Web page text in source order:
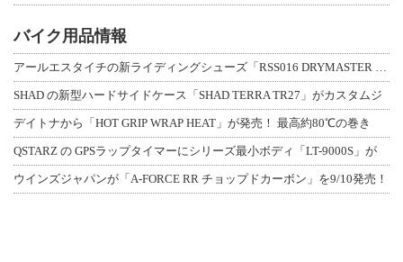
バイク用品情報
アールエスタイチの新ライディングシューズ「RSS016 DRYMASTER スト
SHAD の新型ハードサイドケース「SHAD TERRA TR27」がカスタムジ
デイトナから「HOT GRIP WRAP HEAT」が発売！ 最高約80℃の巻き
QSTARZ の GPSラップタイマーにシリーズ最小ボディ「LT-9000S」が
ウインズジャパンが「A-FORCE RR チョップドカーボン」を9/10発売！